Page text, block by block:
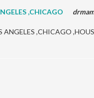
,CHICAGO
,CHICAGO